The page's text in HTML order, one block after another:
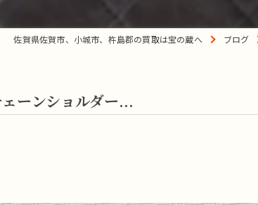
佐賀県佐賀市、小城市、杵島郡の買取は宝の蔵へ ブログ
ーンショルダー...